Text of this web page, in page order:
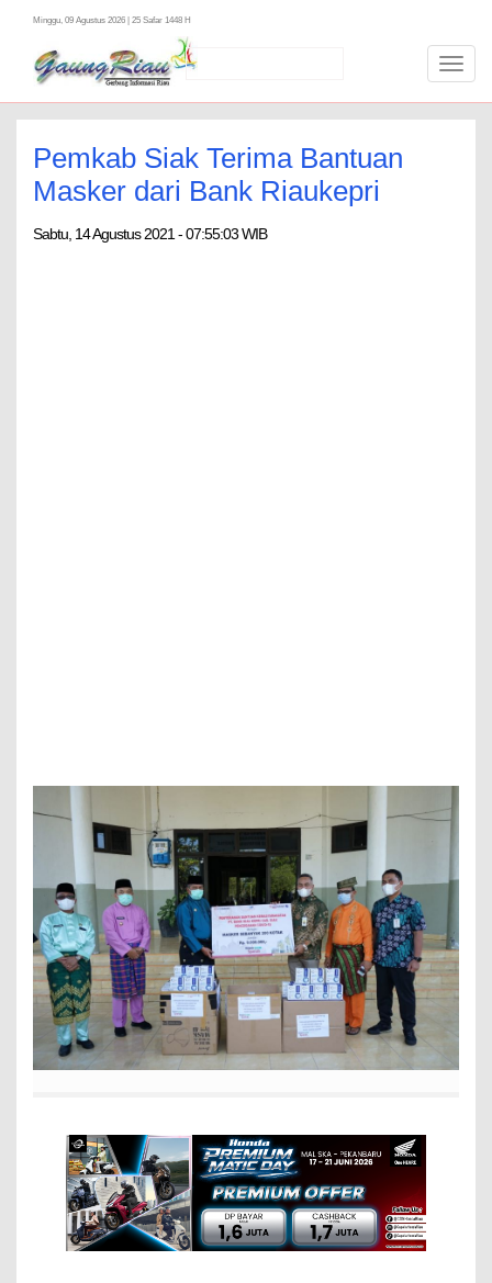
Minggu, 09 Agustus 2026 | 25 Safar 1448 H
Pemkab Siak Terima Bantuan
Masker dari Bank Riaukepri
Sabtu, 14 Agustus 2021 - 07:55:03 WIB